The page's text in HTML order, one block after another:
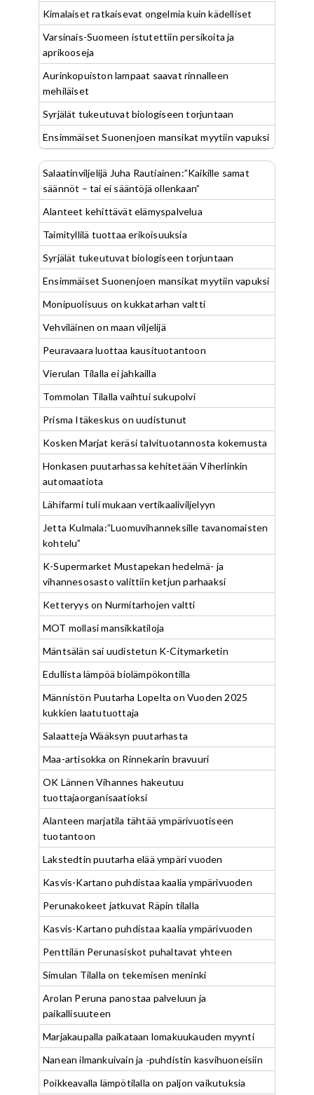
Kimalaiset ratkaisevat ongelmia kuin kädelliset
Varsinais-Suomeen istutettiin persikoita ja
aprikooseja
Aurinkopuiston lampaat saavat rinnalleen
mehiläiset
Syrjälät tukeutuvat biologiseen torjuntaan
Ensimmäiset Suonenjoen mansikat myytiin vapuksi
Salaatinviljelijä Juha Rautiainen:”Kaikille samat
säännöt – tai ei sääntöjä ollenkaan”
Alanteet kehittävät elämyspalvelua
Taimityllilä tuottaa erikoisuuksia
Syrjälät tukeutuvat biologiseen torjuntaan
Ensimmäiset Suonenjoen mansikat myytiin vapuksi
Monipuolisuus on kukkatarhan valtti
Vehviläinen on maan viljelijä
Peuravaara luottaa kausituotantoon
Vierulan Tilalla ei jahkailla
Tommolan Tilalla vaihtui sukupolvi
Prisma Itäkeskus on uudistunut
Kosken Marjat keräsi talvituotannosta kokemusta
Honkasen puutarhassa kehitetään Viherlinkin
automaatiota
Lähifarmi tuli mukaan vertikaaliviljelyyn
Jetta Kulmala:”Luomuvihanneksille tavanomaisten
kohtelu”
K-Supermarket Mustapekan hedelmä- ja
vihannesosasto valittiin ketjun parhaaksi
Ketteryys on Nurmitarhojen valtti
MOT mollasi mansikkatiloja
Mäntsälän sai uudistetun K-Citymarketin
Edullista lämpöä biolämpökontilla
Männistön Puutarha Lopelta on Vuoden 2025
kukkien laatutuottaja
Salaatteja Wääksyn puutarhasta
Maa-artisokka on Rinnekarin bravuuri
OK Lännen Vihannes hakeutuu
tuottajaorganisaatioksi
Alanteen marjatila tähtää ympärivuotiseen
tuotantoon
Lakstedtin puutarha elää ympäri vuoden
Kasvis-Kartano puhdistaa kaalia ympärivuoden
Perunakokeet jatkuvat Räpin tilalla
Kasvis-Kartano puhdistaa kaalia ympärivuoden
Penttilän Perunasiskot puhaltavat yhteen
Simulan Tilalla on tekemisen meninki
Arolan Peruna panostaa palveluun ja
paikallisuuteen
Marjakaupalla paikataan lomakuukauden myynti
Nanean ilmankuivain ja -puhdistin kasvihuoneisiin
Poikkeavalla lämpötilalla on paljon vaikutuksia